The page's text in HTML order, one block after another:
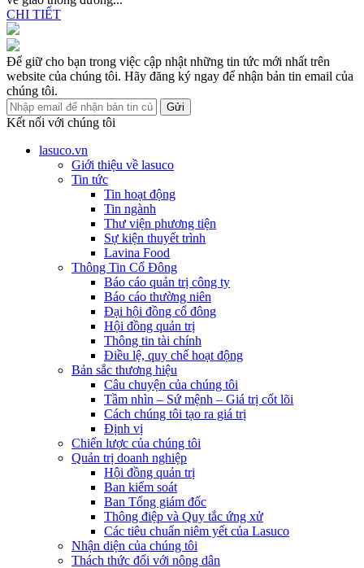
CHI TIẾT
Để giữ cho bạn trong việc cập nhật những tin tức mới nhất trên
website của chúng tôi. Hãy đăng ký ngay để nhận bản tin email của
chúng tôi.
Gửi
Kết nối với chúng tôi
lasuco.vn
Giới thiệu về lasuco
Tin tức
Tin hoạt động
Tin ngành
Thư viện phương tiện
Sự kiện thuyết trình
Lavina Food
Thông Tin Cổ Đông
Báo cáo quản trị công ty
Báo cáo thường niên
Đại hội đồng cổ đông
Hội đồng quản trị
Thông tin tài chính
Điều lệ, quy chế hoạt động
Bản sắc thương hiệu
Câu chuyện của chúng tôi
Tầm nhìn – Sứ mệnh – Giá trị cốt lõi
Cách chúng tôi tạo ra giá trị
Định vị
Chiến lược của chúng tôi
Quản trị doanh nghiệp
Hội đồng quản trị
Ban kiểm soát
Ban Tổng giám đốc
Thông điệp và Quy tắc ứng xử
Các tiêu chuẩn niêm yết của Lasuco
Nhận diện của chúng tôi
Thách thức đối với nông dân